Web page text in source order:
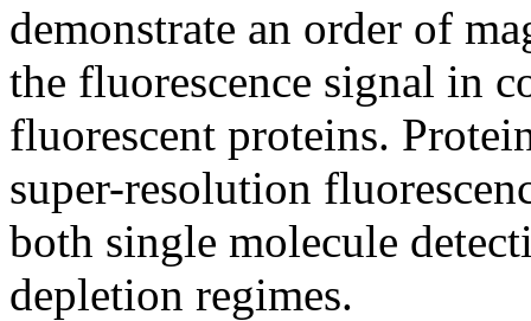
demonstrate an order of
the fluorescence signal in
fluorescent proteins.
super-resolution
both single molecule
depletion regimes.